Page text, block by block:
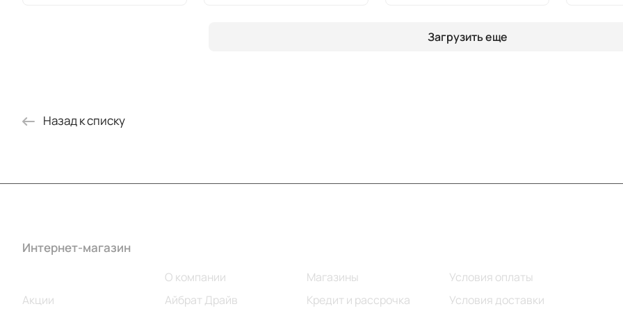
Загрузить еще
Назад к списку
Интернет-магазин
Акции
О компании
Айбрат Драйв
Магазины
Кредит и рассрочка
Условия оплаты
Условия доставки